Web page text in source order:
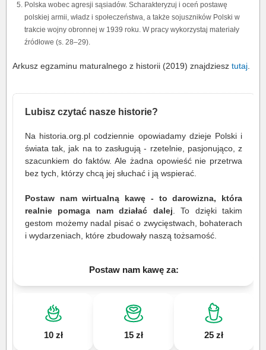
Polska wobec agresji sąsiadów. Scharakteryzuj i oceń postawę
polskiej armii, władz i społeczeństwa, a także sojuszników Polski w
trakcie wojny obronnej w 1939 roku. W pracy wykorzystaj materiały
źródłowe (s. 28–29).
Arkusz egzaminu maturalnego z historii (2019) znajdziesz tutaj
Lubisz czytać nasze historie?
Na historia.org.pl codziennie opowiadamy dzieje Polski i
świata tak, jak na to zasługują - rzetelnie, pasjonująco, z
szacunkiem do faktów. Ale żadna opowieść nie przetrwa
bez tych, którzy chcą jej słuchać i ją wspierać.
Postaw nam wirtualną kawę - to darowizna, która
realnie pomaga nam działać dalej . To dzięki takim
gestom możemy nadal pisać o zwycięstwach, bohaterach
i wydarzeniach, które zbudowały naszą tożsamość.
Postaw nam kawę za:
10 zł 15 zł 25 zł